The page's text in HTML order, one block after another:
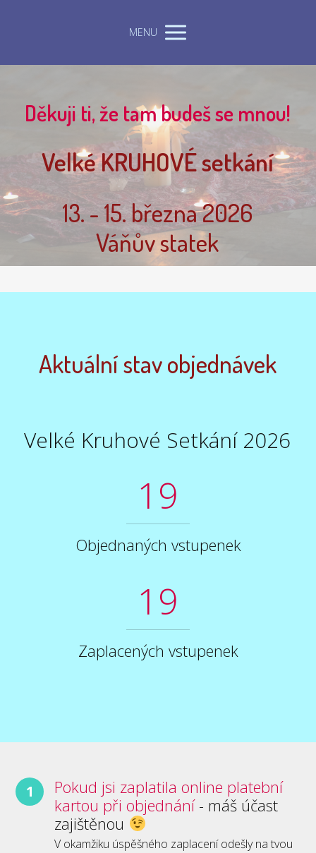
MENU
Děkuji ti, že tam budeš se mnou!
Velké KRUHOVÉ setkání
13. - 15. března 2026
Váňův statek
Aktuální stav objednávek
Velké Kruhové Setkání 2026
19
Objednaných vstupenek
19
Zaplacených vstupenek
1
Pokud jsi zaplatila online platební
kartou při objednání- máš účast
zajištěnou
V okamžiku úspěšného zaplacení odešly na tvou